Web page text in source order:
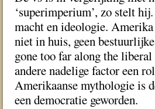
‘superimperium’, zo stelt
macht en ideologie.
niet in huis, geen
gone too far along the
andere nadelige factor een
Amerikaanse mythologie is
een democratie geworden.